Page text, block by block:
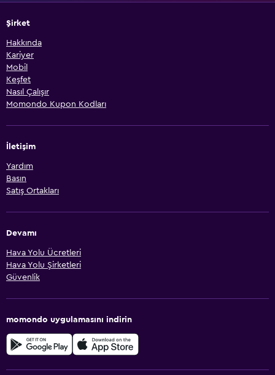
Şirket
Hakkında
Kariyer
Mobil
Keşfet
Nasıl Çalışır
Momondo Kupon Kodları
İletişim
Yardım
Basın
Satış Ortakları
Devamı
Hava Yolu Ücretleri
Hava Yolu Şirketleri
Güvenlik
momondo uygulamasını indirin